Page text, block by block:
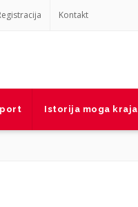
Kontakt
Istorija moga kraja